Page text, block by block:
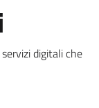
digitali che